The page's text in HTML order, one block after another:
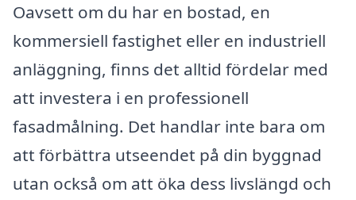
Oavsett om du har en bostad, en
kommersiell fastighet eller en industriell
anläggning, finns det alltid fördelar med
att investera i en professionell
fasadmålning. Det handlar inte bara om
att förbättra utseendet på din byggnad
utan också om att öka dess livslängd och